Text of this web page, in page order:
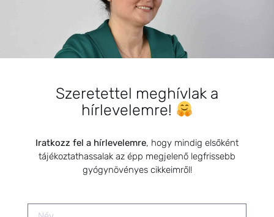
Hogy alakult 2024? Igazi vért
izzadós év volt.
Kisgyermekek és kismamák
immunerősítése természetes
előadásanyaga/
2020.09.13.
mindennap!..munkában vagy séta
Szeretettel meghívlak a
hírlevelemre!
Iratkozz fel a hírlevelemre, hogy mindig elsőként
tájékoztathassalak az épp megjelenő legfrissebb
gyógynövényes cikkeimről!